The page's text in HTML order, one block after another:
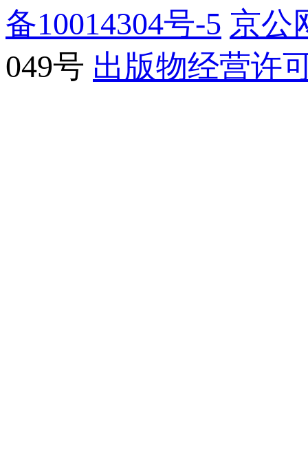
备10014304号-5 京公
049号 出版物经营许